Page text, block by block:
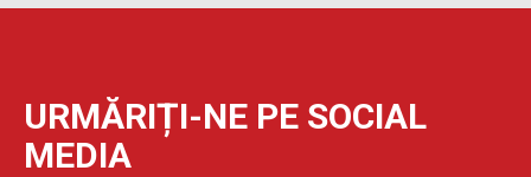
URMĂRIȚI-NE PE SOCIAL
MEDIA